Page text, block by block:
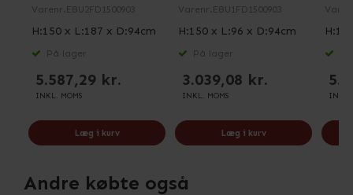
Varenr. EBU2FD1500903
H:150 x L:187 x D:94cm
På lager
5.587,29 kr.
INKL. MOMS
Læg i kurv
Varenr. EBU1FD1500903
H:150 x L:96 x D:94cm
På lager
3.039,08 kr.
INKL. MOMS
Læg i kurv
INKL.
Andre købte også